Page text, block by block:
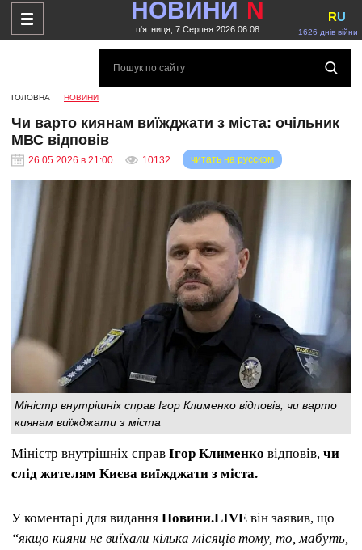
НОВИНИ N
п'ятниця, 7 Серпня 2026 06:08 1626 днів війни
RU
ГОЛОВНА НОВИНИ
Чи варто киянам виїжджати з міста: очільник
МВС відповів
26.05.2026 в 21:00 10132 читать на русском
Міністр внутрішніх справ Ігор Клименко відповів, чи варто
киянам виїжджати з міста
Міністр внутрішніх справ Ігор Клименко відповів, чи
слід жителям Києва виїжджати з міста.
У коментарі для видання Новини.LIVE він заявив, що
“якщо кияни не виїхали кілька місяців тому, то, мабуть,